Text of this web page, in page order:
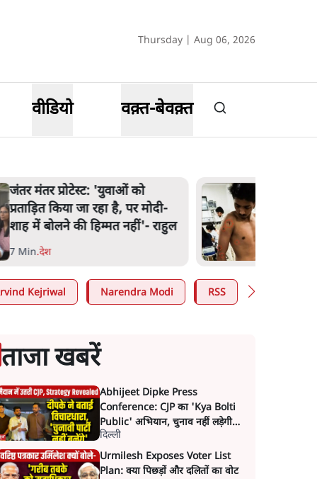
Thursday | Aug 06, 2026
वीडियो वक़्त-बेवक़्त
जंतर मंतर प्रोटेस्ट: 'युवाओं को
प्रताड़ित किया जा रहा है, पर मोदी-
शाह में बोलने की हिम्मत नहीं'- राहुल
7 Min.देश
Kejriwal Narendra Modi RSS
ताजा खबरें
Abhijeet Dipke Press
Conference: CJP का 'Kya Bolti
Public' अभियान, चुनाव नहीं लड़ेगी
CJP!
दिल्ली
Urmilesh Exposes Voter List
Plan: क्या पिछड़ों और दलितों का वोट